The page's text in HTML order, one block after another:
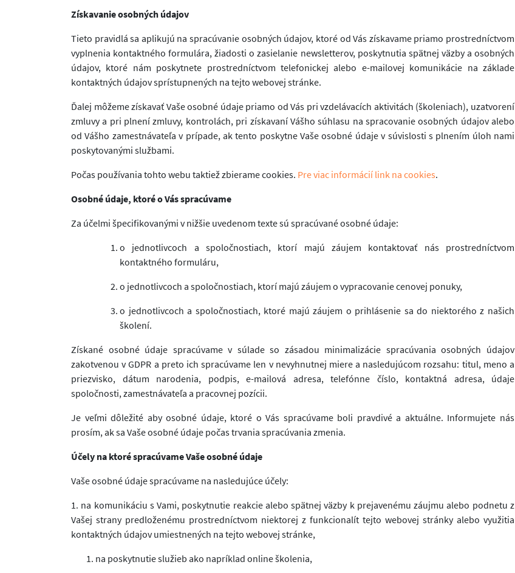
Získavanie osobných údajov
Tieto pravidlá sa aplikujú na spracúvanie osobných údajov, ktoré od Vás získavame priamo prostredníctvom
vyplnenia kontaktného formulára, žiadosti o zasielanie newsletterov, poskytnutia spätnej väzby a osobných
údajov, ktoré nám poskytnete prostredníctvom telefonickej alebo e-mailovej komunikácie na základe
kontaktných údajov sprístupnených na tejto webovej stránke.
Ďalej môžeme získavať Vaše osobné údaje priamo od Vás pri vzdelávacích aktivitách (školeniach), uzatvorení
zmluvy a pri plnení zmluvy, kontrolách, pri získavaní Vášho súhlasu na spracovanie osobných údajov alebo
od Vášho zamestnávateľa v prípade, ak tento poskytne Vaše osobné údaje v súvislosti s plnením úloh nami
poskytovanými službami.
Počas používania tohto webu taktiež zbierame cookies. Pre viac informácií link na cookies.
Osobné údaje, ktoré o Vás spracúvame
Za účelmi špecifikovanými v nižšie uvedenom texte sú spracúvané osobné údaje:
o jednotlivcoch a spoločnostiach, ktorí majú záujem kontaktovať nás prostredníctvom
kontaktného formuláru,
o jednotlivcoch a spoločnostiach, ktorí majú záujem o vypracovanie cenovej ponuky,
o jednotlivcoch a spoločnostiach, ktoré majú záujem o prihlásenie sa do niektorého z našich
školení.
Získané osobné údaje spracúvame v súlade so zásadou minimalizácie spracúvania osobných údajov
zakotvenou v GDPR a preto ich spracúvame len v nevyhnutnej miere a nasledujúcom rozsahu: titul, meno a
priezvisko, dátum narodenia, podpis, e-mailová adresa, telefónne číslo, kontaktná adresa, údaje
spoločnosti, zamestnávateľa a pracovnej pozícii.
Je veľmi dôležité aby osobné údaje, ktoré o Vás spracúvame boli pravdivé a aktuálne. Informujete nás
prosím, ak sa Vaše osobné údaje počas trvania spracúvania zmenia.
Účely na ktoré spracúvame Vaše osobné údaje
Vaše osobné údaje spracúvame na nasledujúce účely:
1. na komunikáciu s Vami, poskytnutie reakcie alebo spätnej väzby k prejavenému záujmu alebo podnetu z
Vašej strany predloženému prostredníctvom niektorej z funkcionalít tejto webovej stránky alebo využitia
kontaktných údajov umiestnených na tejto webovej stránke,
na poskytnutie služieb ako napríklad online školenia,